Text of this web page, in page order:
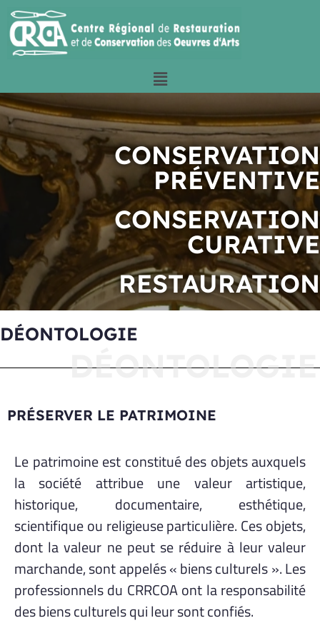
CONSERVATION
PRÉVENTIVE
CONSERVATION
CURATIVE
RESTAURATION
DÉONTOLOGIE
DÉONTOLOGIE
PRÉSERVER LE PATRIMOINE
Le patrimoine est constitué des objets auxquels
la société attribue une valeur artistique,
historique, documentaire, esthétique,
scientifique ou religieuse particulière. Ces objets,
dont la valeur ne peut se réduire à leur valeur
marchande, sont appelés « biens culturels ». Les
professionnels du CRRCOA ont la responsabilité
des biens culturels qui leur sont confiés.